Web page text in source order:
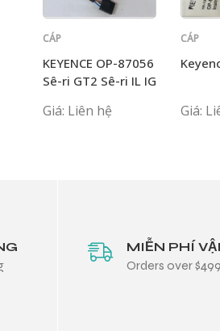
CÁP
KEYENCE OP-87056
Sê-ri GT2 Sê-ri IL IG
Giá: Liên hệ
CÁP
Giá:
MIỄN PHÍ
Orders over $499